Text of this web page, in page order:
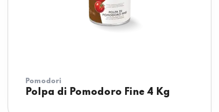
Pomodori
Polpa di Pomodoro Fine 4 Kg